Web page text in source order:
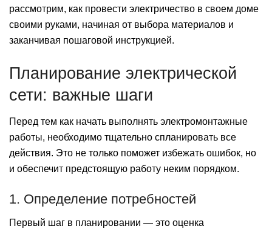
рассмотрим, как провести электричество в своем доме
своими руками, начиная от выбора материалов и
заканчивая пошаговой инструкцией.
Планирование электрической
сети: важные шаги
Перед тем как начать выполнять электромонтажные
работы, необходимо тщательно спланировать все
действия. Это не только поможет избежать ошибок, но
и обеспечит предстоящую работу неким порядком.
1. Определение потребностей
Первый шаг в планировании — это оценка